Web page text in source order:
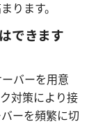
ります。
できます
バーを用意
対策により接
ーを頻繁に切